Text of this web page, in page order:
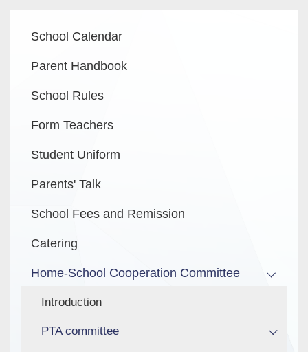
navigation
School Calendar
Parent Handbook
School Rules
Form Teachers
Student Uniform
Parents' Talk
School Fees and Remission
Catering
Home-School Cooperation Committee
Introduction
PTA committee